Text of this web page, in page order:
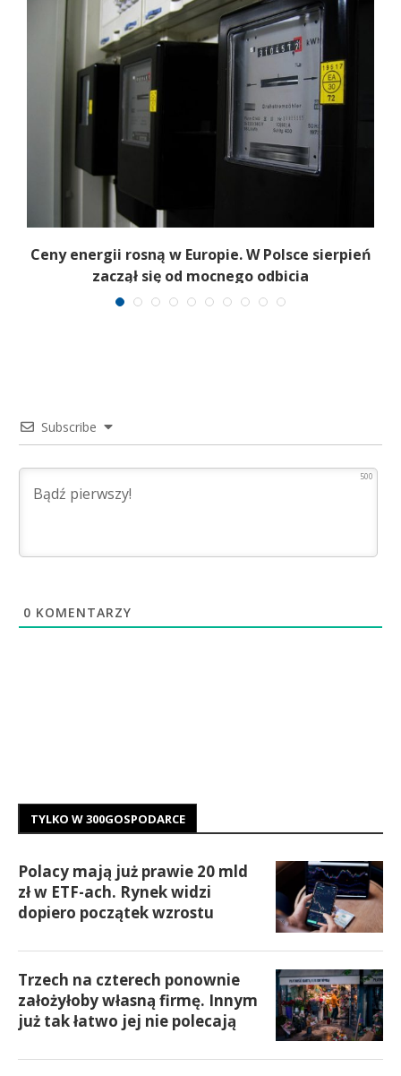
Ceny energii rosną w Europie. W Polsce sierpień
zaczął się od mocnego odbicia
Subscribe
500
0 KOMENTARZY
TYLKO W 300GOSPODARCE
Polacy mają już prawie 20 mld
zł w ETF-ach. Rynek widzi
dopiero początek wzrostu
Trzech na czterech ponownie
założyłoby własną firmę. Innym
już tak łatwo jej nie polecają